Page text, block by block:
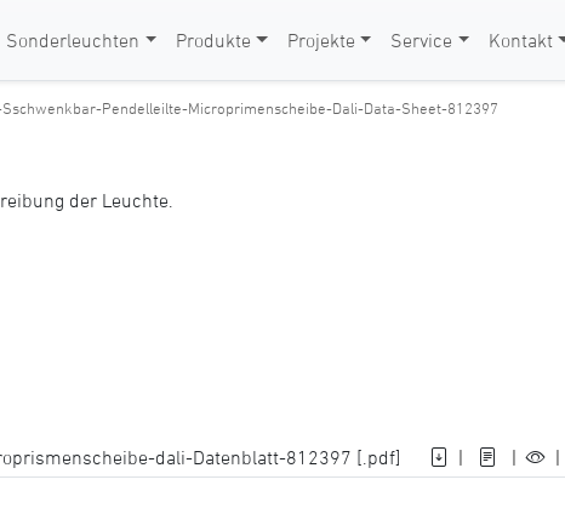
Sonderleuchten Produkte Projekte Service Kontakt
Pendelleilte-Microprimenscheibe-Dali-Data-Sheet-812397
der Leuchte.
dali-Datenblatt-812397 [.pdf] | | |